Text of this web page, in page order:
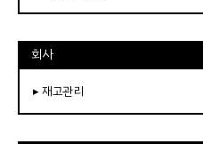
회사
▸ 재고관리